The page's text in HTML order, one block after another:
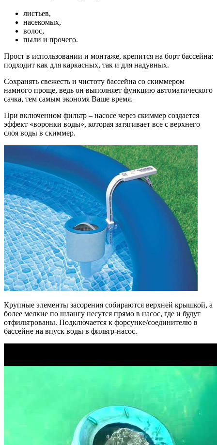
листьев,
насекомых,
волос,
пыли и прочего.
Прост в использовании и монтаже, крепится на борт бассейна:
подходит как для каркасных, так и для надувных.
Сохранять свежесть и чистоту бассейна со скиммером
намного проще, ведь он выполняет функцию автоматического
сачка, тем самым экономя Ваше время.
При включенном фильтр – насосе через скиммер создается
эффект «воронки воды», которая затягивает все с верхнего
слоя воды в скиммер.
Крупные элементы засорения собираются верхней крышкой, а
более мелкие по шлангу несутся прямо в насос, где и будут
отфильтрованы. Подключается к форсунке/соединителю в
бассейне на впуск воды в фильтр-насос.